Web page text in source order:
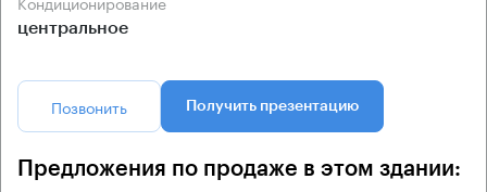
центральное
Позвонить Получить презентацию
Предложения по продаже в этом здании: